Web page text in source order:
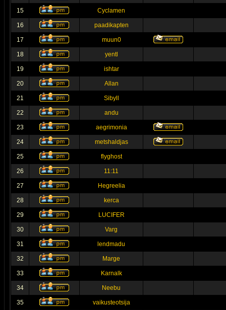
15 Cyclamen
16 paadikapten
17 muun0
18 yentl
19 ishtar
20 Allan
21 Sibyll
22 andu
23 aegrimonia
24 metshaldjas
25 flyghost
26 11:11
27 Hegreelia
28 kerca
29 LUCIFER
30 Varg
31 lendmadu
32 Marge
33 Karnalk
34 Neebu
35 vaikusteotsija